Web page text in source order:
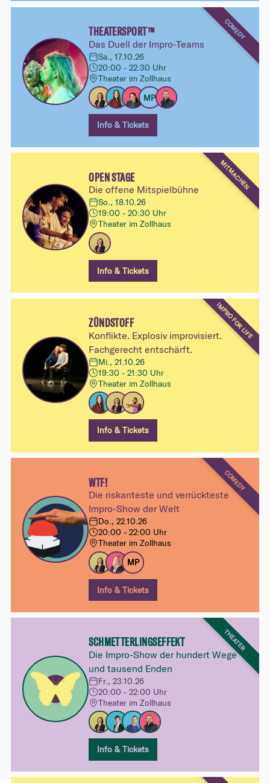
COMEDY
THEATERSPORT™
Das Duell der Impro-Teams
Sa., 17.10.26
20:00 - 22:30 Uhr
Theater im Zollhaus
MP
Info & Tickets
MITMACHEN
OPEN STAGE
Die offene Mitspielbühne
So., 18.10.26
19:00 - 20:30 Uhr
Theater im Zollhaus
Info & Tickets
IMPRO FOR LIFE
ZÜNDSTOFF
Konflikte. Explosiv improvisiert.
Fachgerecht entschärft.
Mi., 21.10.26
19:30 - 21:30 Uhr
Theater im Zollhaus
Info & Tickets
COMEDY
WTF!
Die riskanteste und verrückteste
Impro-Show der Welt
Do., 22.10.26
20:00 - 22:00 Uhr
Theater im Zollhaus
MP
Info & Tickets
THEATER
SCHMETTERLINGSEFFEKT
Die Impro-Show der hundert Wege
und tausend Enden
Fr., 23.10.26
20:00 - 22:00 Uhr
Theater im Zollhaus
Info & Tickets